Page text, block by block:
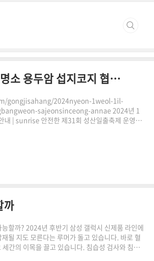
X 2025 일출 해뜨는 시간 일출 명소 추천 제주 명소 용두암 섭지코지 협재해변 표선해변 차귀도 성산일출봉 형제섬 비양도 광치기해변 1월1일
gongjisahang/2024nyeon-1weol-1il-
sajeonsinceong-annae 2024년 1
내 | sunrise 안전한 제31회 성산일출축제 운영을
권을 사전 신청하는 방식
것은 오랜 전통이자, 새로운 시작을 다짐..
까
할까? 2024년 후반기 삼성 갤럭시 신제품 라인에
될 지도 모른다는 루머가 돌고 있습니다. 바로 혈
간의 이목을 끌고 있습니다. 침습성 검사와 침습